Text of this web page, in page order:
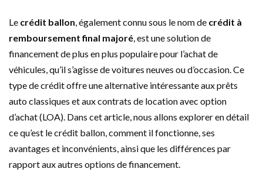
Le crédit ballon, également connu sous le nom de crédit à
remboursement final majoré, est une solution de
financement de plus en plus populaire pour l’achat de
véhicules, qu’il s’agisse de voitures neuves ou d’occasion. Ce
type de crédit offre une alternative intéressante aux prêts
auto classiques et aux contrats de location avec option
d’achat (LOA). Dans cet article, nous allons explorer en détail
ce qu’est le crédit ballon, comment il fonctionne, ses
avantages et inconvénients, ainsi que les différences par
rapport aux autres options de financement.